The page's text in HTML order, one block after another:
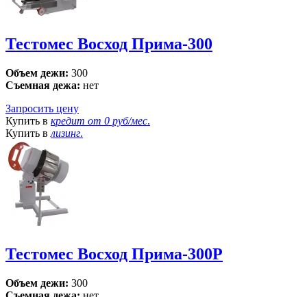
Тестомес Восход Прима-300
Объем дежи: 300
Съемная дежа: нет
Запросить цену
Купить в кредит от 0 руб/мес.
Купить в лизинг.
Тестомес Восход Прима-300Р
Объем дежи: 300